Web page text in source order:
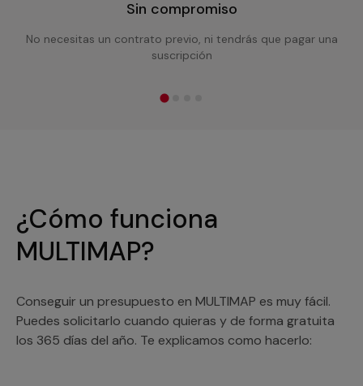
Sin compromiso
No necesitas un contrato previo, ni tendrás que pagar una
suscripción
¿Cómo funciona
MULTIMAP?
Conseguir un presupuesto en MULTIMAP es muy fácil.
Puedes solicitarlo cuando quieras y de forma gratuita
los 365 días del año. Te explicamos como hacerlo: